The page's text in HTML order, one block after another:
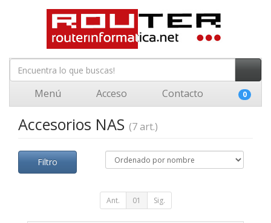
Menú Acceso Contacto 0
Accesorios NAS (7 art.)
Filtro
Ant. 01 Sig.